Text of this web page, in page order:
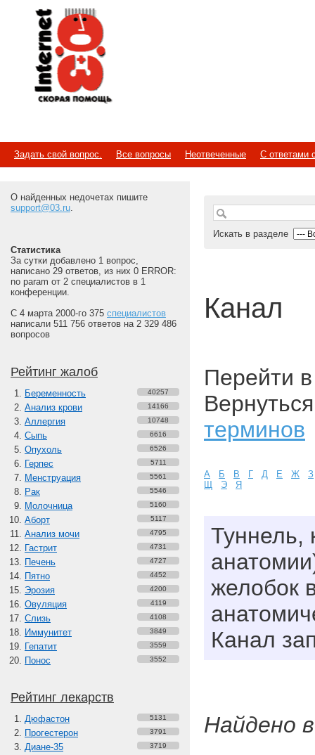
Internet
Скорая помощь
Задать свой вопрос. Все вопросы Неотвеченные С ответами
О найденных недочетах пишите
support@03.ru.
Статистика
За сутки добавлено 1 вопрос,
написано 29 ответов, из них 0 ERROR:
no param от 2 специалистов в 1
конференции.
С 4 марта 2000-го 375 специалистов
написали 511 756 ответов на 2 329 486
вопросов
Рейтинг жалоб
Беременность 40257
Анализ крови 14166
Аллергия 10748
Сыпь 6616
Опухоль 6526
Герпес 5711
Менструация 5561
Рак 5546
Молочница 5160
Аборт 5117
Анализ мочи 4795
Гастрит 4731
Печень 4727
Пятно 4452
Эрозия 4200
Овуляция 4119
Слизь 4108
Иммунитет 3849
Гепатит 3559
Понос 3552
Рейтинг лекарств
Дюфастон 5131
Прогестерон 3791
Диане-35 3719
Искать в разделе
Канал
Перейти
терминов
А Б В Г Д Е Ж
З
Щ
Э Я
Туннель,
желобок
Канал
Найдено